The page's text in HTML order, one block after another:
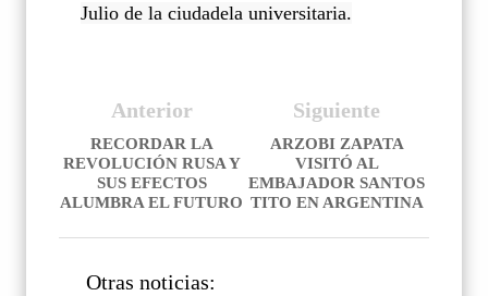
Julio de la ciudadela universitaria.
Siguiente
ARZOBI ZAPATA
VISITÓ AL
EMBAJADOR SANTOS
TITO EN ARGENTINA
Anterior
RECORDAR LA
REVOLUCIÓN RUSA Y
SUS EFECTOS
ALUMBRA EL FUTURO
Otras noticias: